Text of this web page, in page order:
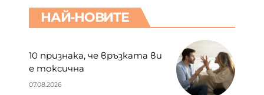
НАЙ-НОВИТЕ
10 признака, че връзката ви
е токсична
07.08.2026